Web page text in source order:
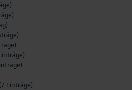
(7 Einträge)